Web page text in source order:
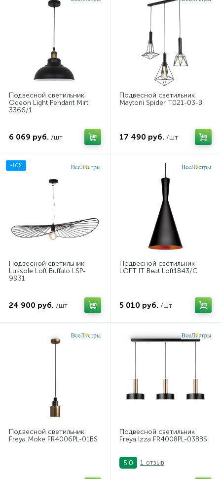
Подвесной светильник
Odeon Light Pendant Mirt
3366/1
6 069 руб. /шт
Подвесной светильник
Maytoni Spider T021-03-B
17 490 руб. /шт
-10%
Подвесной светильник
Lussole Loft Buffalo LSP-
9931
24 900 руб. /шт
Подвесной светильник
LOFT IT Beat Loft1843/C
5 010 руб. /шт
Подвесной светильник
Freya Moke FR4006PL-01BS
Подвесной светильник
Freya Izza FR4008PL-03BBS
5.0 1 отзыв